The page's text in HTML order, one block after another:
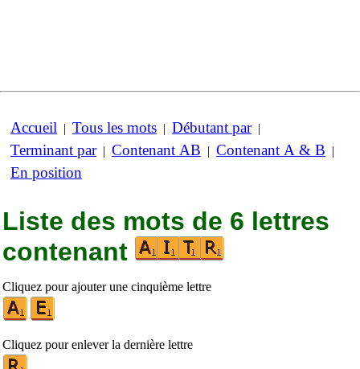
Accueil | Tous les mots | Débutant par|
Terminant par| Contenant AB | Contenant A & B |
En position
Liste des mots de 6 lettres
contenant
Cliquez pour ajouter une cinquième lettre
Cliquez pour enlever la dernière lettre